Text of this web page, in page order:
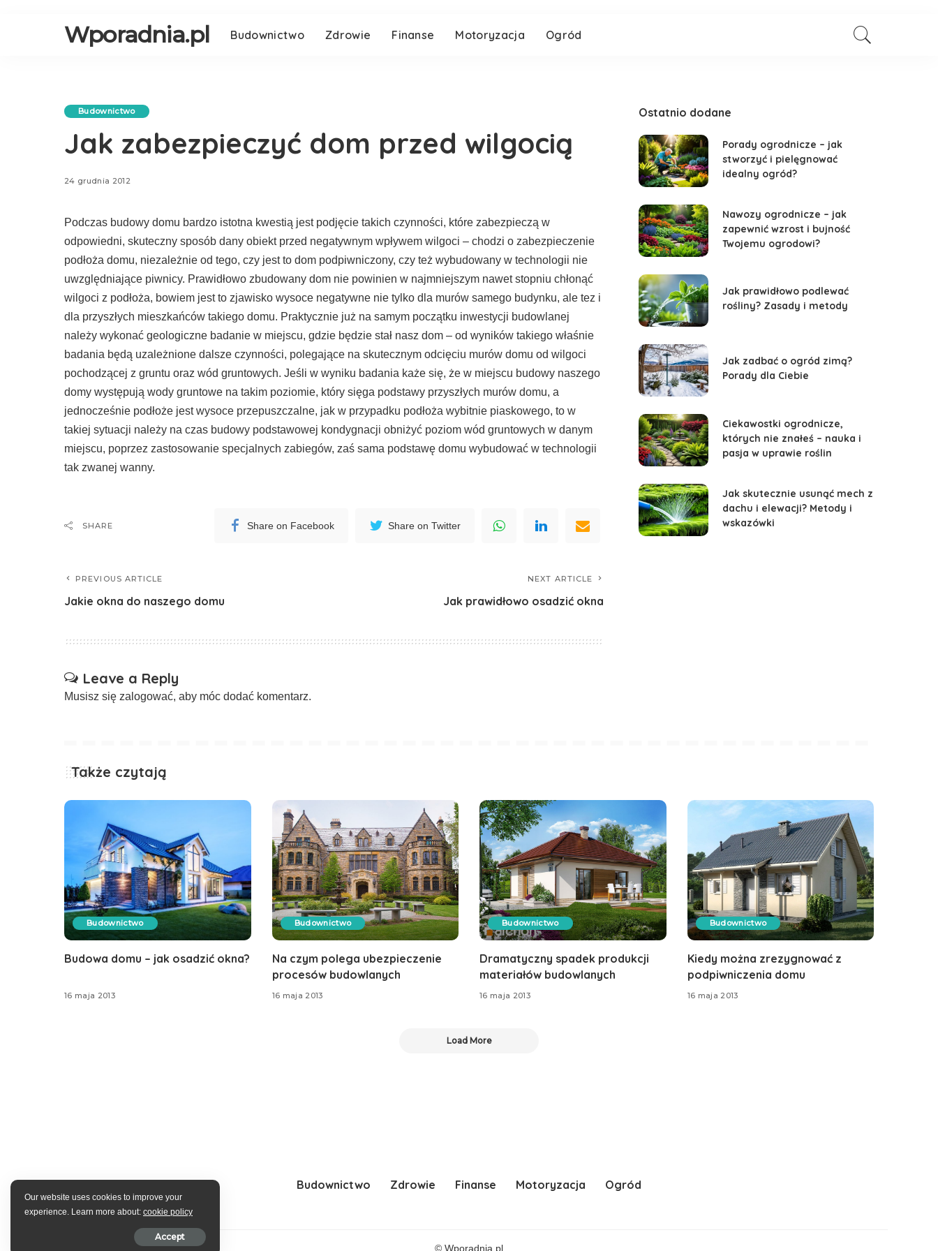
Wporadnia.pl Budownictwo Zdrowie Finanse Motoryzacja Ogród
Budownictwo
Jak zabezpieczyć dom przed wilgocią
24 grudnia 2012
Podczas budowy domu bardzo istotna kwestią jest podjęcie takich czynności, które zabezpieczą w
odpowiedni, skuteczny sposób dany obiekt przed negatywnym wpływem wilgoci – chodzi o zabezpieczenie
podłoża domu, niezależnie od tego, czy jest to dom podpiwniczony, czy też wybudowany w technologii nie
uwzględniające piwnicy. Prawidłowo zbudowany dom nie powinien w najmniejszym nawet stopniu chłonąć
wilgoci z podłoża, bowiem jest to zjawisko wysoce negatywne nie tylko dla murów samego budynku, ale tez i
dla przyszłych mieszkańców takiego domu. Praktycznie już na samym początku inwestycji budowlanej
należy wykonać geologiczne badanie w miejscu, gdzie będzie stał nasz dom – od wyników takiego właśnie
badania będą uzależnione dalsze czynności, polegające na skutecznym odcięciu murów domu od wilgoci
pochodzącej z gruntu oraz wód gruntowych. Jeśli w wyniku badania każe się, że w miejscu budowy naszego
domy występują wody gruntowe na takim poziomie, który sięga podstawy przyszłych murów domu, a
jednocześnie podłoże jest wysoce przepuszczalne, jak w przypadku podłoża wybitnie piaskowego, to w
takiej sytuacji należy na czas budowy podstawowej kondygnacji obniżyć poziom wód gruntowych w danym
miejscu, poprzez zastosowanie specjalnych zabiegów, zaś sama podstawę domu wybudować w technologii
tak zwanej wanny.
SHARE Share on Facebook Share on Twitter
PREVIOUS ARTICLE
Jakie okna do naszego domu
NEXT ARTICLE
Jak prawidłowo osadzić okna
Leave a Reply
Musisz się zalogować, aby móc dodać komentarz.
Ostatnio dodane
Porady ogrodnicze – jak
stworzyć i pielęgnować
idealny ogród?
Nawozy ogrodnicze – jak
zapewnić wzrost i bujność
Twojemu ogrodowi?
Jak prawidłowo podlewać
rośliny? Zasady i metody
Jak zadbać o ogród zimą?
Porady dla Ciebie
Ciekawostki ogrodnicze,
których nie znałeś – nauka i
pasja w uprawie roślin
Jak skutecznie usunąć mech z
dachu i elewacji? Metody i
wskazówki
Także czytają
Budownictwo
Budowa domu – jak osadzić okna?
16 maja 2013
Budownictwo
Na czym polega ubezpieczenie
procesów budowlanych
16 maja 2013
Budownictwo
Dramatyczny spadek produkcji
materiałów budowlanych
16 maja 2013
Budownictwo
Kiedy można zrezygnować z
podpiwniczenia domu
16 maja 2013
Load More
Budownictwo Zdrowie Finanse Motoryzacja Ogród
© Wporadnia.pl
Our website uses cookies to improve your
experience. Learn more about: cookie policy
Accept